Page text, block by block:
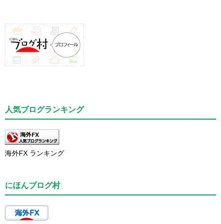
人気ブログランキング
海外FX ランキング
にほんブログ村